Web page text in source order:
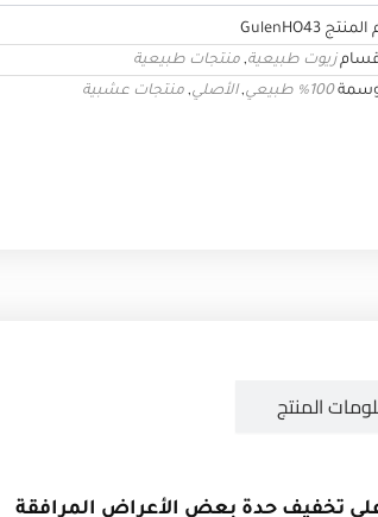
المنتج GulenHO43
زيوت طبيعية, منتجات طبيعية
100% طبيعي ,الأصلي, منتجات عشبية
المنتج
تخفيف حدة بعض الأعراض المرافقة